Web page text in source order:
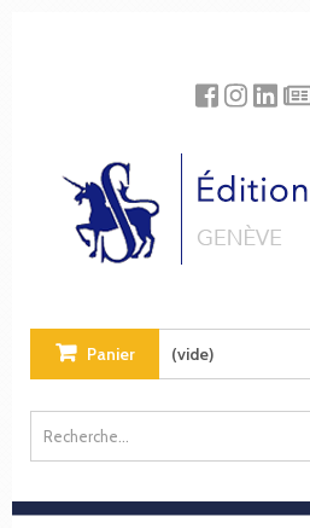
Panier (vide)